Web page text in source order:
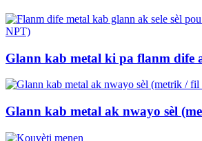
Glann kab metal ki pa flanm dife
Glann kab metal ak nwayo sèl